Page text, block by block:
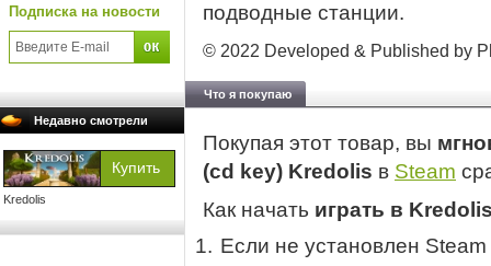
Подписка на новости
Недавно смотрели
Kredolis
подводные станции.
© 2022 Developed & Published by
Что я покупаю
Покупая этот товар, вы
(cd key) Kredolis в Steam
Как начать играть в
Если не установлен